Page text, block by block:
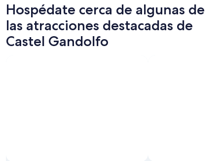
noche,
ago
-
para
mañana
por
la
Castel
Gandolfo
para
este
propiedades
en
Castel
Gandolfo
Hospédate cerca de algunas de
las atracciones destacadas de
Castel Gandolfo